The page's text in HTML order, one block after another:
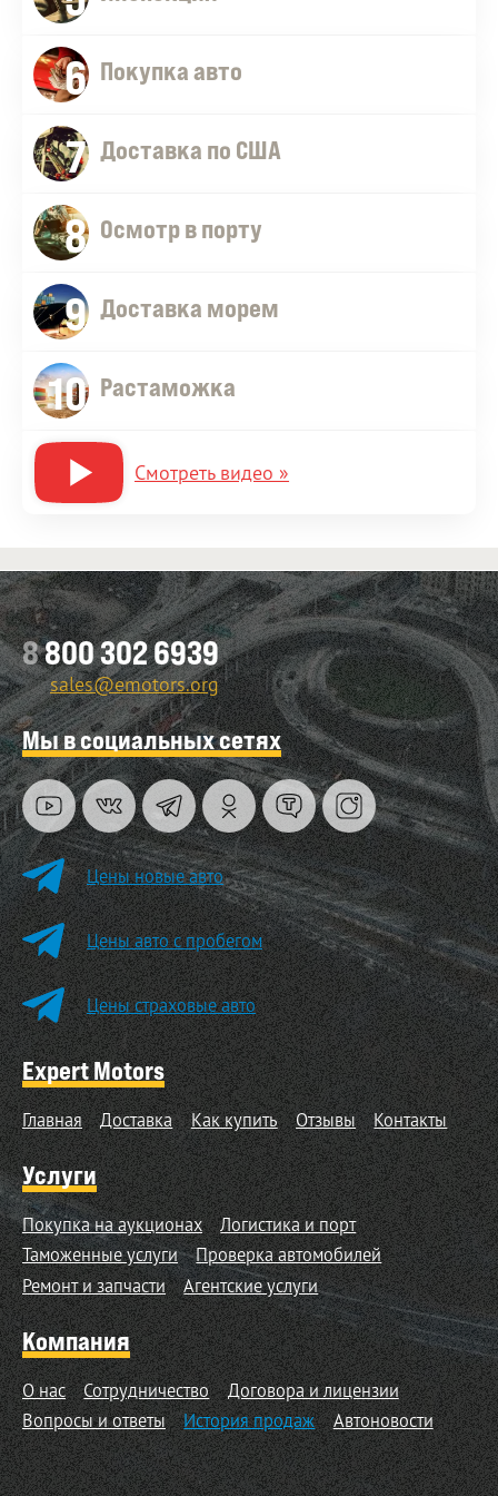
6 Покупка авто
7 Доставка по США
8 Осмотр в порту
9 Доставка морем
10 Растаможка
Смотреть видео »
8800 302 6939
sales@emotors.org
Мы в социальных сетях
Цены новые авто
Цены авто с пробегом
Цены страховые авто
Expert Motors
Главная Доставка Как купить Отзывы Контакты
Услуги
Покупка на аукционах
Логистика и порт
Таможенные услуги
Проверка автомобилей
Ремонт и запчасти
Агентские услуги
Компания
О нас Сотрудничество
Договора и лицензии
Вопросы и ответы
История продаж Автоновости